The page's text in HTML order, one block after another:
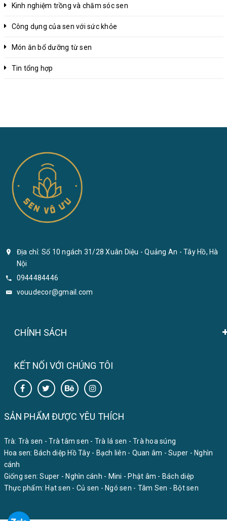
Kinh nghiệm trồng và chăm sóc sen
Công dụng của sen với sức khỏe
Món ăn bổ dưỡng từ sen
Tin tổng hợp
Địa chỉ: Số 10 ngách 31/28 Xuân Diệu - Quảng An - Tây Hồ, Hà
Nội
0944484446
vouudecor@gmail.com
CHÍNH SÁCH
KẾT NỐI VỚI CHÚNG TÔI
SẢN PHẨM ĐƯỢC YÊU THÍCH
Trà: Trà sen - Trà tâm sen - Trà lá sen - Trà hoa súng
Hoa sen: Bách diệp Hồ Tây- Bạch liên - Quan âm - Super - Nghìn
cánh
Giống sen: Super - Nghìn cánh - Mini - Phật âm - Bách diệp
Thực phẩm: Hạt sen - Củ sen - Ngó sen - Tâm Sen - Bột sen